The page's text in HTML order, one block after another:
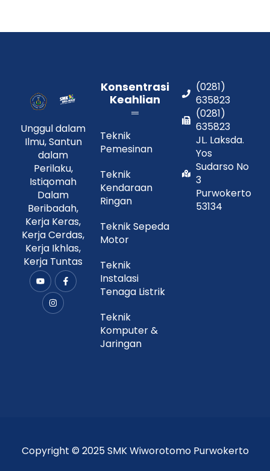
Unggul dalam
Ilmu, Santun
dalam
Perilaku,
Istiqomah
Dalam
Beribadah,
Kerja Keras,
Kerja Cerdas,
Kerja Ikhlas,
Kerja Tuntas
Y
o
u
t
u
F
a
n
s
t
a
Konsentrasi
Keahlian
Teknik
Pemesinan
Teknik
Kendaraan
Ringan
Teknik Sepeda
Motor
Teknik
Instalasi
Tenaga Listrik
Teknik
Komputer &
Jaringan
(0281)
635823
(0281)
635823
JL. Laksda.
Yos
Sudarso No
3
Purwokerto
53134
Copyright © 2025 SMK Wiworotomo Purwokerto